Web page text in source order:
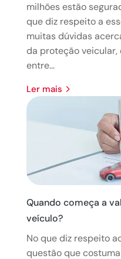
milhões estão
que diz respeito a
muitas dúvidas
da proteção veicular,
entre...
ler mais
Quando começa a
veículo?
No que diz respeito
questão que